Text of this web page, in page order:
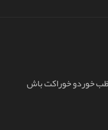
خوردو خوراکت باش